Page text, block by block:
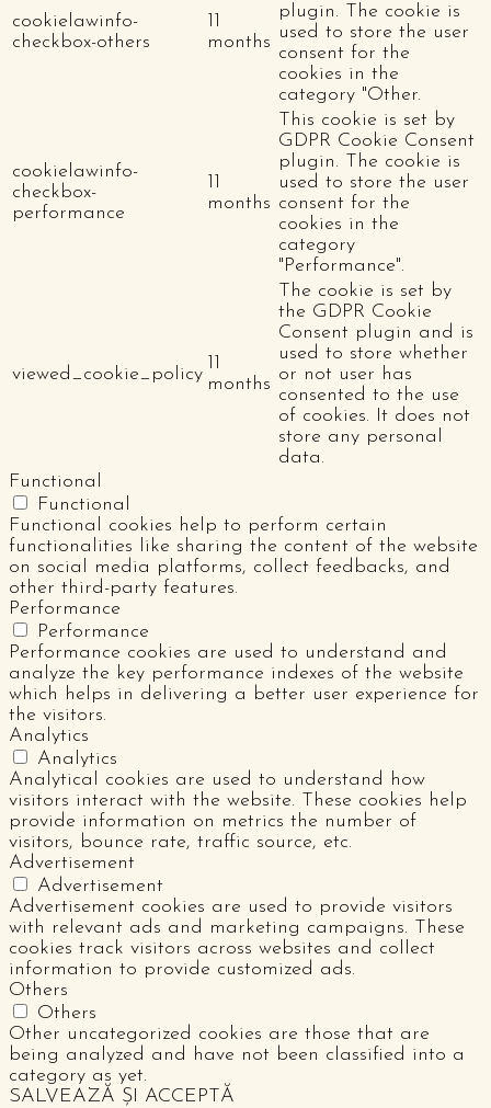
cookielawinfo-
checkbox-others
11
months
plugin. The cookie is
used to store the user
consent for the
cookies in the
category "Other.
cookielawinfo-
checkbox-
performance
11
months
This cookie is set by
GDPR Cookie Consent
plugin. The cookie is
used to store the user
consent for the
cookies in the
category
"Performance".
viewed_cookie_policy
11
months
The cookie is set by
the GDPR Cookie
Consent plugin and is
used to store whether
or not user has
consented to the use
of cookies. It does not
store any personal
data.
Functional
Functional
Functional cookies help to perform certain
functionalities like sharing the content of the website
on social media platforms, collect feedbacks, and
other third-party features.
Performance
Performance
Performance cookies are used to understand and
analyze the key performance indexes of the website
which helps in delivering a better user experience for
the visitors.
Analytics
Analytics
Analytical cookies are used to understand how
visitors interact with the website. These cookies help
provide information on metrics the number of
visitors, bounce rate, traffic source, etc.
Advertisement
Advertisement
Advertisement cookies are used to provide visitors
with relevant ads and marketing campaigns. These
cookies track visitors across websites and collect
information to provide customized ads.
Others
Others
Other uncategorized cookies are those that are
being analyzed and have not been classified into a
category as yet.
SALVEAZĂ ȘI ACCEPTĂ